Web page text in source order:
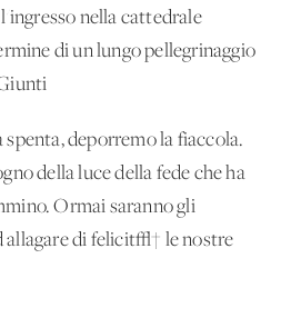
nella cattedrale
di un lungo pellegrinaggio
spenta, deporremo la fiaccola.
della luce della fede che ha
Ormai saranno gli
allagare di felicit√† le nostre